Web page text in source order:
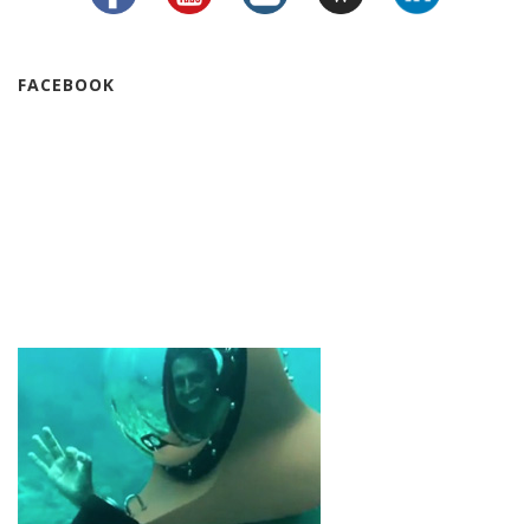
FACEBOOK